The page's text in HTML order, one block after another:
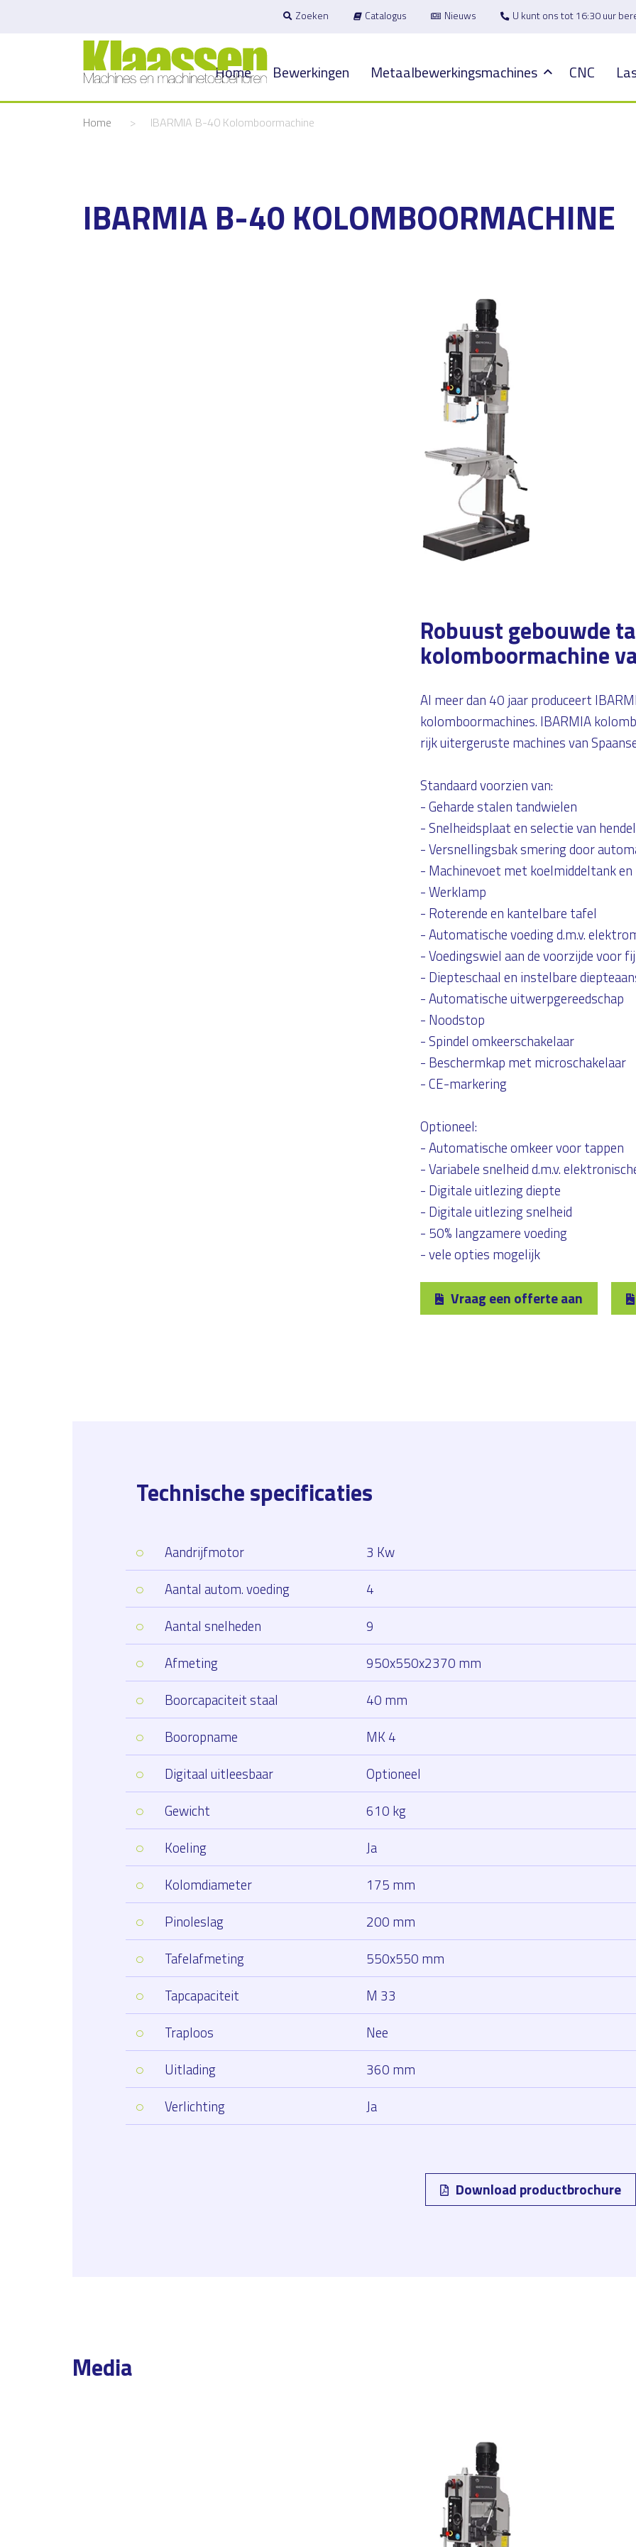
Catalogus Nieuws U kunt ons tot 16:30 uur
Zoeken
Home Bewerkingen Metaalbewerkingsmachines CNC
Home > IBARMIA B-40 Kolomboormachine
IBARMIA B-40 KOLOMBOORMACHINE
Robuust gebouwde
kolomboormachine
Al meer dan 40 jaar produceert
kolomboormachines. IBARMIA
rijk uitergeruste machines van
Standaard voorzien van:
- Geharde stalen tandwielen
- Snelheidsplaat en selectie van
- Versnellingsbak smering door
- Machinevoet met koelmiddeltank en
- Werklamp
- Roterende en kantelbare tafel
- Automatische voeding d.m.v.
- Voedingswiel aan de voorzijde voor
- Diepteschaal en instelbare
- Automatische uitwerpgereedschap
- Noodstop
- Spindel omkeerschakelaar
- Beschermkap met microschakelaar
- CE-markering
Optioneel:
- Automatische omkeer voor tappen
- Variabele snelheid d.m.v.
- Digitale uitlezing diepte
- Digitale uitlezing snelheid
- 50% langzamere voeding
- vele opties mogelijk
Vraag een offerte aan
Technische specificaties
Aandrijfmotor
3 Kw
Aantal autom. voeding
4
Aantal snelheden
9
Afmeting
950x550x2370 mm
Boorcapaciteit staal
40 mm
Booropname
MK 4
Digitaal uitleesbaar
Optioneel
Gewicht
610 kg
Koeling
Ja
Kolomdiameter
175 mm
Pinoleslag
200 mm
Tafelafmeting
550x550 mm
Tapcapaciteit
M 33
Traploos
Nee
Uitlading
360 mm
Verlichting
Ja
Download productbrochure
Media